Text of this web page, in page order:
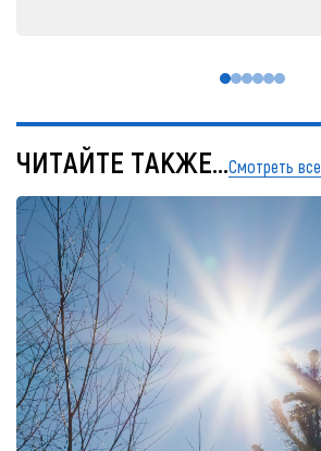
ЧИТАЙТЕ ТАКЖЕ...Смотреть все